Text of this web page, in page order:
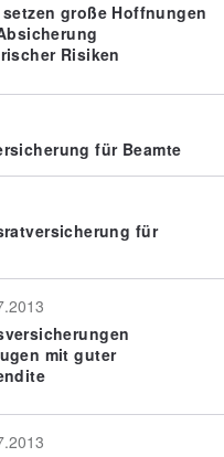
setzen große Hoffnungen
Risiken
für Beamte
für
mit guter